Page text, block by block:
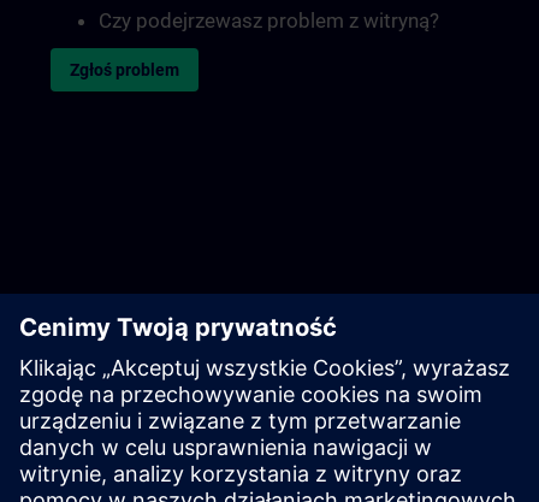
Czy podejrzewasz problem z witryną?
Zgłoś problem